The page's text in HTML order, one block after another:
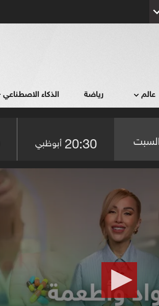
عالم رياضة الذكاء الاصطناعي
السبت 20:30 أبوظبي